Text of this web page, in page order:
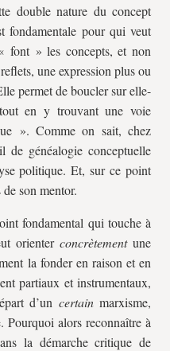
double nature du concept
fondamentale pour qui veut
font » les concepts, et non
une expression plus ou
permet de boucler sur elle-
en y trouvant une voie
». Comme on sait, chez
de généalogie conceptuelle
politique. Et, sur ce point
son mentor.
fondamental qui touche à
orienter concrètementune
la fonder en raison et en
partiaux et instrumentaux,
d’un certainmarxisme,
alors reconnaître à
la démarche critique de